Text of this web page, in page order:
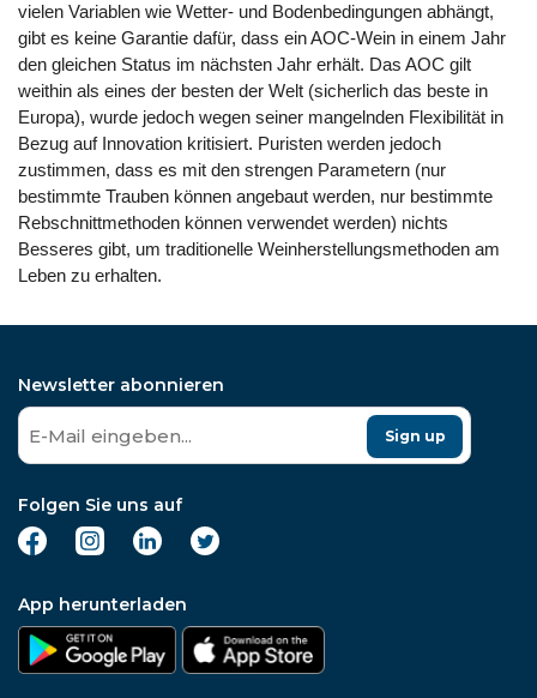
vielen Variablen wie Wetter- und Bodenbedingungen abhängt,
gibt es keine Garantie dafür, dass ein AOC-Wein in einem Jahr
den gleichen Status im nächsten Jahr erhält. Das AOC gilt
weithin als eines der besten der Welt (sicherlich das beste in
Europa), wurde jedoch wegen seiner mangelnden Flexibilität in
Bezug auf Innovation kritisiert. Puristen werden jedoch
zustimmen, dass es mit den strengen Parametern (nur
bestimmte Trauben können angebaut werden, nur bestimmte
Rebschnittmethoden können verwendet werden) nichts
Besseres gibt, um traditionelle Weinherstellungsmethoden am
Leben zu erhalten.
Newsletter abonnieren
Sign up
Folgen Sie uns auf
App herunterladen